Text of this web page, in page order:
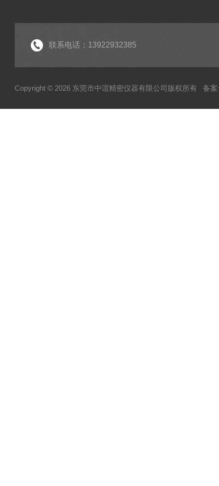
联系电话：13922932385
Copyright © 2026 东莞市中谊精密仪器有限公司版权所有 备案